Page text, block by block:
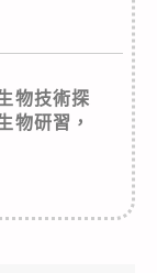
物技術探
物研習，